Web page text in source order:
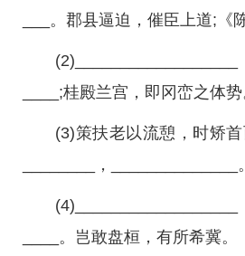
___。郡县逼迫，催臣上道;《
(2)__________________
____;桂殿兰宫，即冈峦之体势
(3)策扶老以流憩，时矫首
________，______________
(4)__________________
____。岂敢盘桓，有所希冀。